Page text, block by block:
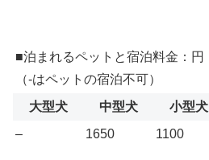
■泊まれるペットと宿泊料金：円
（-はペットの宿泊不可）
大型犬
中型犬 小型犬
–
1650 1100